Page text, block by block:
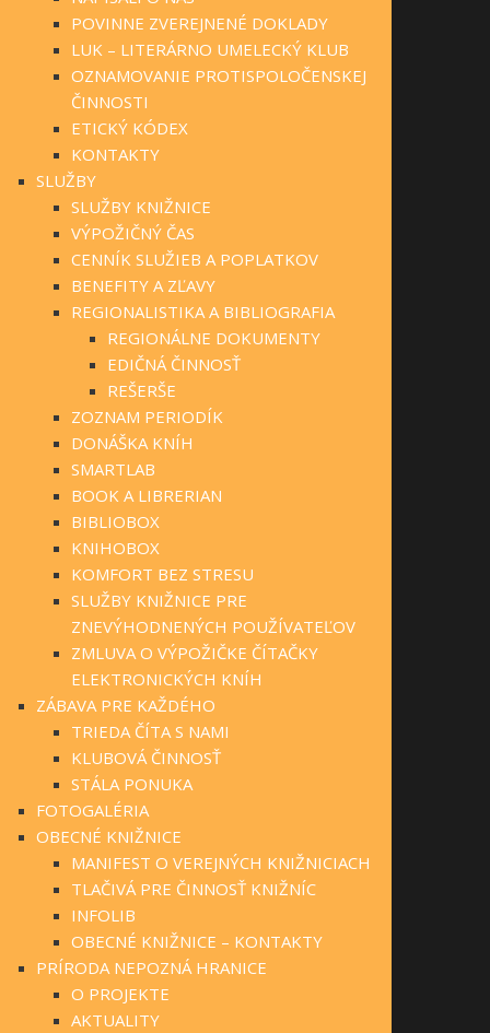
POVINNE ZVEREJNENÉ DOKLADY
LUK – LITERÁRNO UMELECKÝ KLUB
OZNAMOVANIE PROTISPOLOČENSKEJ
ČINNOSTI
ETICKÝ KÓDEX
KONTAKTY
SLUŽBY
SLUŽBY KNIŽNICE
VÝPOŽIČNÝ ČAS
CENNÍK SLUŽIEB A POPLATKOV
BENEFITY A ZĽAVY
REGIONALISTIKA A BIBLIOGRAFIA
REGIONÁLNE DOKUMENTY
EDIČNÁ ČINNOSŤ
REŠERŠE
ZOZNAM PERIODÍK
DONÁŠKA KNÍH
SMARTLAB
BOOK A LIBRERIAN
BIBLIOBOX
KNIHOBOX
KOMFORT BEZ STRESU
SLUŽBY KNIŽNICE PRE
ZNEVÝHODNENÝCH POUŽÍVATEĽOV
ZMLUVA O VÝPOŽIČKE ČÍTAČKY
ELEKTRONICKÝCH KNÍH
ZÁBAVA PRE KAŽDÉHO
TRIEDA ČÍTA S NAMI
KLUBOVÁ ČINNOSŤ
STÁLA PONUKA
FOTOGALÉRIA
OBECNÉ KNIŽNICE
MANIFEST O VEREJNÝCH KNIŽNICIACH
TLAČIVÁ PRE ČINNOSŤ KNIŽNÍC
INFOLIB
OBECNÉ KNIŽNICE – KONTAKTY
PRÍRODA NEPOZNÁ HRANICE
O PROJEKTE
AKTUALITY